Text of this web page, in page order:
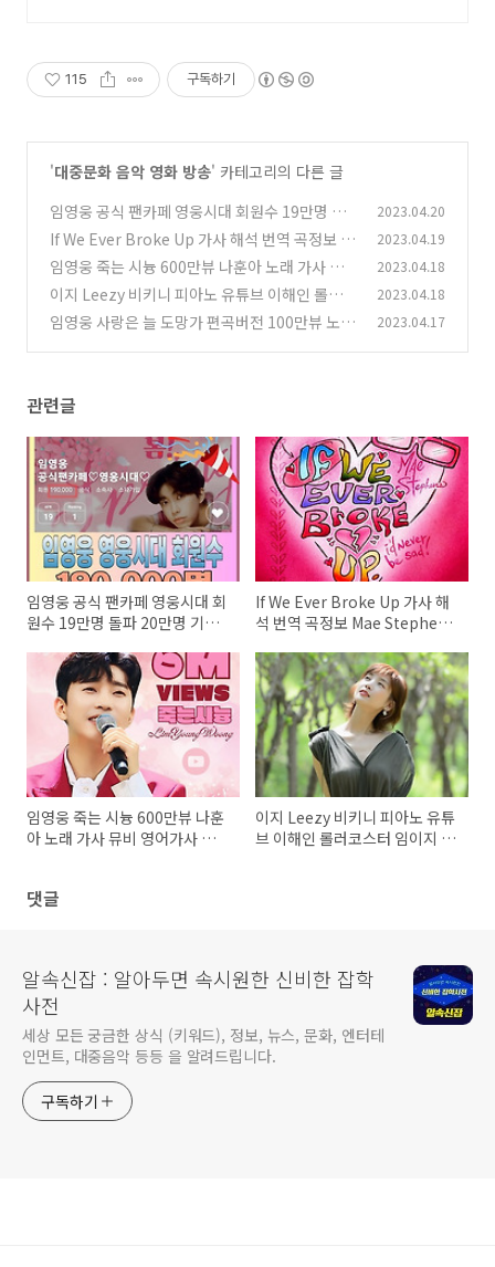
115 구독하기
'대중문화 음악 영화 방송' 카테고리의 다른 글
임영웅 공식 팬카페 영웅시대 회원수 19만명 돌
파 20만명 기대 영웅시대 가입방법
(2)
2023.04.20
If We Ever Broke Up 가사 해석 번역 곡정보 M
ae Stephens 메이 스티븐스
(1)
2023.04.19
임영웅 죽는 시늉 600만뷰 나훈아 노래 가사 뮤
비 영어가사 번역 곡설명 (2)
2023.04.18
이지 Leezy 비키니 피아노 유튜브 이해인 롤러코
스터 임이지 이지영 본명 프로필
(2)
2023.04.18
임영웅 사랑은 늘 도망가 편곡버전 100만뷰 노래
2023.04.17
관련글
임영웅 공식 팬카페 영웅시대 회
원수 19만명 돌파 20만명 기대
If We Ever Broke Up 가사 해
석 번역 곡정보 Mae Stephens
임영웅 죽는 시늉 600만뷰 나훈
아 노래 가사 뮤비 영어가사 번
이지 Leezy 비키니 피아노 유튜
브 이해인 롤러코스터 임이지 이
댓글
알속신잡 : 알아두면 속시원한 신비한 잡학
사전
세상 모든 궁금한 상식 (키워드), 정보, 뉴스, 문화, 엔터테
인먼트, 대중음악 등등 을 알려드립니다.
구독하기